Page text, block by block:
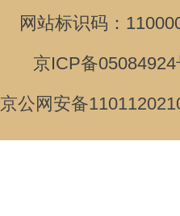
网站标识码：
京ICP备
京公网安备